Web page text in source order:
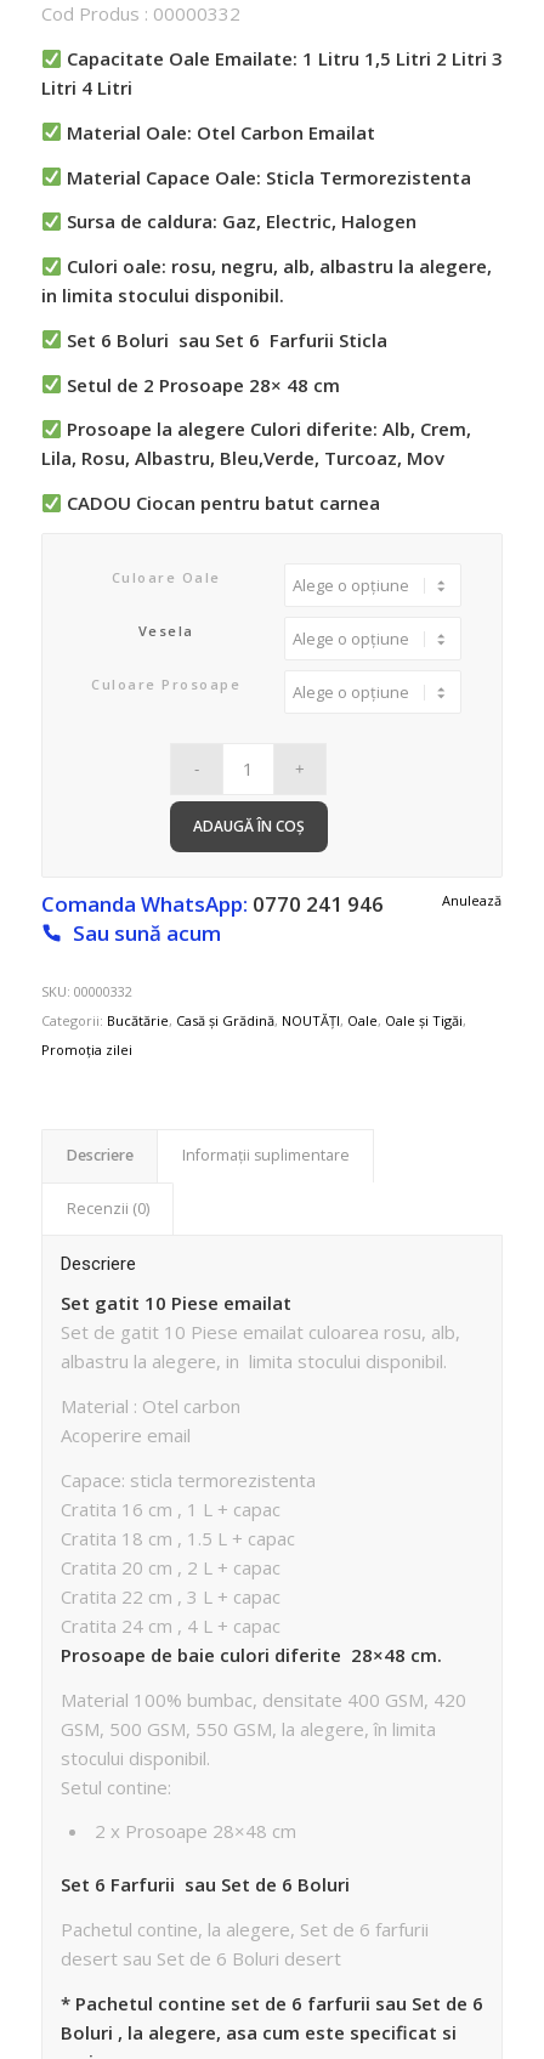
a
fost:
169.99 lei.
Cod Produs : 00000332
Capacitate Oale Emailate: 1 Litru 1,5 Litri 2 Litri 3
Litri 4 Litri
Material Oale: Otel Carbon Emailat
Material Capace Oale: Sticla Termorezistenta
Sursa de caldura: Gaz, Electric, Halogen
Culori oale: rosu, negru, alb, albastru la alegere,
in limita stocului disponibil.
Set 6 Boluri sau Set 6 Farfurii Sticla
Setul de 2 Prosoape 28× 48 cm
Prosoape la alegere Culori diferite: Alb, Crem,
Lila, Rosu, Albastru, Bleu,Verde, Turcoaz, Mov
CADOU Ciocan pentru batut carnea
Culoare Oale
Vesela
Culoare Prosoape
Anulează
ADAUGĂ ÎN COȘ
Comanda WhatsApp: 0770 241 946
Sau sună acum
SKU: 00000332
Categorii: Bucătărie, Casă și Grădină, NOUTĂȚI, Oale, Oale și Tigăi,
Promoția zilei
Descriere Informații suplimentare
Recenzii (0)
Descriere
Set gatit 10 Piese emailat
Set de gatit 10 Piese emailat culoarea rosu, alb,
albastru la alegere, in limita stocului disponibil.
Material : Otel carbon
Acoperire email
Capace: sticla termorezistenta
Cratita 16 cm , 1 L + capac
Cratita 18 cm , 1.5 L + capac
Cratita 20 cm , 2 L + capac
Cratita 22 cm , 3 L + capac
Cratita 24 cm , 4 L + capac
Prosoape de baie culori diferite 28×48 cm.
Material 100% bumbac, densitate 400 GSM, 420
GSM, 500 GSM, 550 GSM, la alegere, în limita
stocului disponibil.
Setul contine:
2 x Prosoape 28×48 cm
Set 6 Farfurii sau Set de 6 Boluri
Pachetul contine, la alegere, Set de 6 farfurii
desert sau Set de 6 Boluri desert
* Pachetul contine set de 6 farfurii sau Set de 6
Boluri , la alegere, asa cum este specificat si